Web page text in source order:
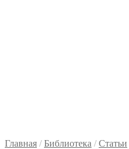
Главная / Библиотека / Статьи